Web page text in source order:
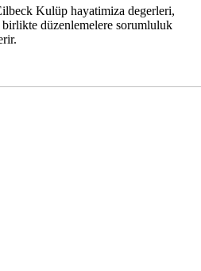
Kulüp hayatimiza degerleri,
düzenlemelere sorumluluk